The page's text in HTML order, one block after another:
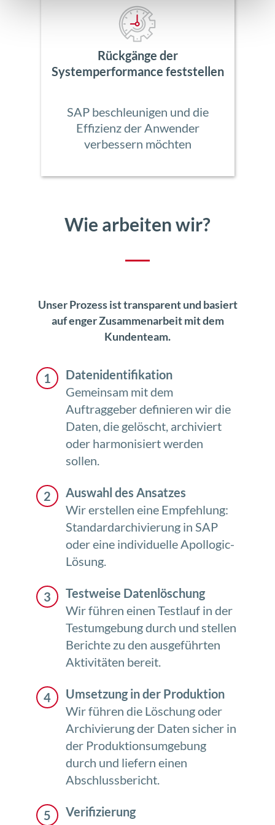
Rückgänge der
Systemperformance feststellen
SAP beschleunigen und die
Effizienz der Anwender
verbessern möchten
Wie arbeiten wir?
Unser Prozess ist transparent und basiert
auf enger Zusammenarbeit mit dem
Kundenteam.
Datenidentifikation
Gemeinsam mit dem
Auftraggeber definieren wir die
Daten, die gelöscht, archiviert
oder harmonisiert werden
sollen.
Auswahl des Ansatzes
Wir erstellen eine Empfehlung:
Standardarchivierung in SAP
oder eine individuelle Apollogic-
Lösung.
Testweise Datenlöschung
Wir führen einen Testlauf in der
Testumgebung durch und stellen
Berichte zu den ausgeführten
Aktivitäten bereit.
Umsetzung in der Produktion
Wir führen die Löschung oder
Archivierung der Daten sicher in
der Produktionsumgebung
durch und liefern einen
Abschlussbericht.
Verifizierung